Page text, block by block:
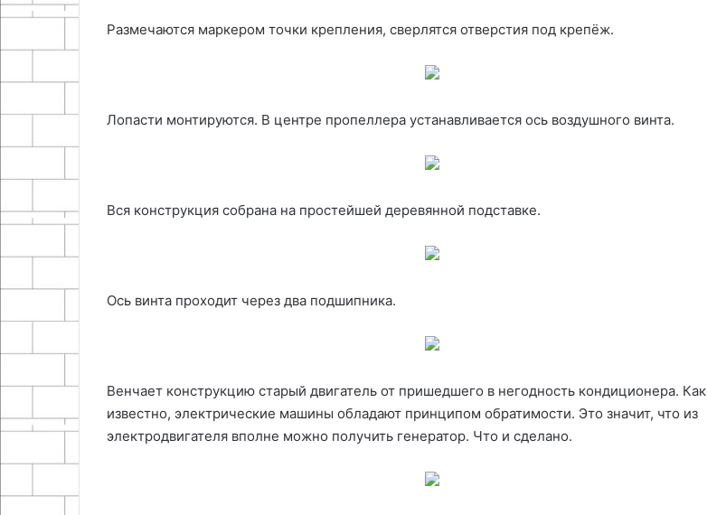
Размечаются маркером точки крепления, сверлятся отверстия под крепёж.
Лопасти монтируются. В центре пропеллера устанавливается ось воздушного винта.
Вся конструкция собрана на простейшей деревянной подставке.
Ось винта проходит через два подшипника.
Венчает конструкцию старый двигатель от пришедшего в негодность кондиционера. Как
известно, электрические машины обладают принципом обратимости. Это значит, что из
электродвигателя вполне можно получить генератор. Что и сделано.